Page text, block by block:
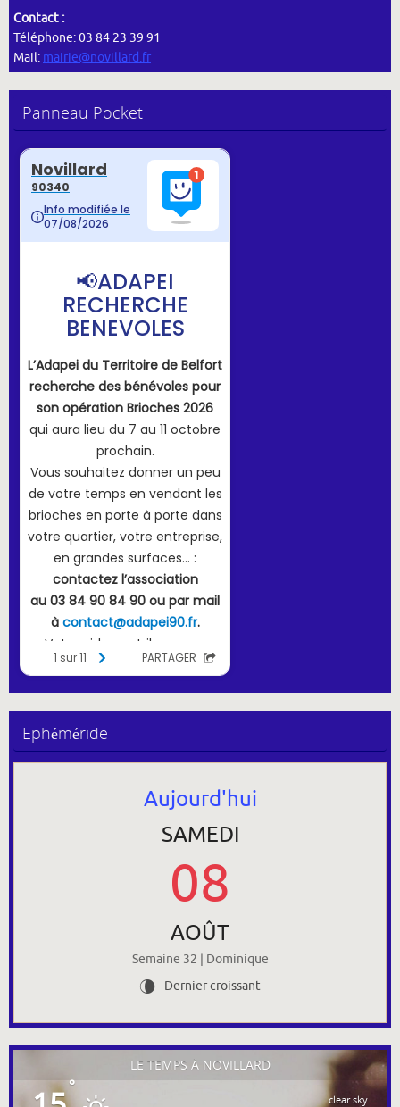
Contact :
Téléphone: 03 84 23 39 91
Mail: mairie@novillard.fr
Panneau Pocket
Ephéméride
Aujourd'hui
SAMEDI
08
AOÛT
Semaine 32 | Dominique
V Dernier croissant
LE TEMPS À NOVILLARD
°
clear sky